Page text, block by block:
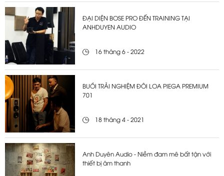
ĐẠI DIỆN BOSE PRO ĐẾN TRAINING TẠI
ANHDUYEN AUDIO
16 tháng 6 - 2022
BUỔI TRẢI NGHIỆM ĐÔI LOA PIEGA PREMIUM
701
18 tháng 4 - 2021
Anh Duyên Audio - Niềm đam mê bất tận với
thiết bị âm thanh